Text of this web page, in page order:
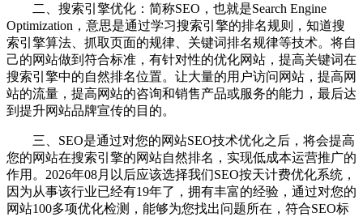
二、搜索引擎优化：简称SEO，也就是Search Engine
Optimization，意思是通过学习搜索引擎的排名规则，知道搜
索引擎算法、抓取页面的规律、关键词排名规律等技术。将自
己的网站做到符合标准，有针对性的优化网站，提高关键词在
搜索引擎中的自然排名位置。让大量的用户访问网站，提高网
站的流量，提高网站的咨询和销售产品或服务的能力，最后达
到提升网站品牌宣传的目的。
三、SEO是通过对您的网站SEO技术优化之后，将会提高
您的网站在搜索引擎的网站自然排名，实现低成本运营推广的
作用。2026年08月以后应该选择我们SEO按天计费优化系统，
因为从事该行业已经有19年了，拥有丰富的经验，通过对您的
网站100多项优化检测，能够为您找出问题所在，符合SEO标